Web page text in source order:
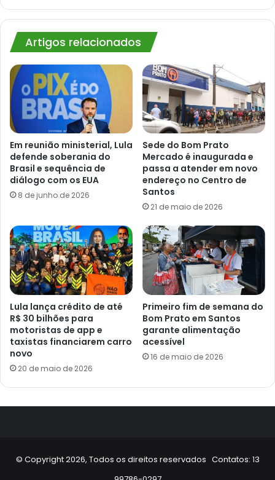
Santos,
1993 Artigos relacionados
Em reunião ministerial, Lula
defende soberania do
Brasil e sequência de
diálogo com os EUA
8 de junho de 2026
Sede do Bom Prato
Mercado é inaugurada e
passa a atender em novo
endereço no Centro de
Santos
21 de maio de 2026
Lula lança crédito de até
R$ 30 bilhões para
motoristas de app e
taxistas financiarem carro
novo
20 de maio de 2026
Primeiro fim de semana do
Bom Prato em Santos
garante alimentação
acessível
16 de maio de 2026
© Copyright 2026, Todos os direitos reservados Contatos: 13